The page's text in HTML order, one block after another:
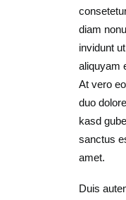
diam
invidunt
aliquyam
At vero
duo
kasd
sanctus
amet.
Duis